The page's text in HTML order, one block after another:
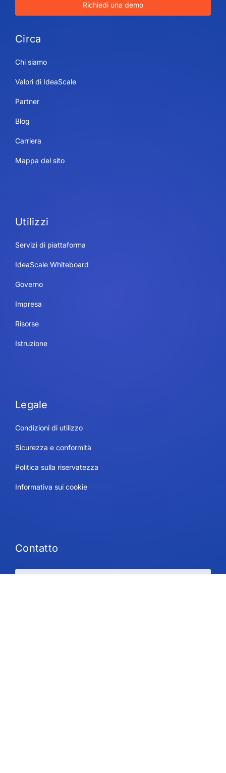
Richiedi una demo
Circa
Chi siamo
Valori di IdeaScale
Partner
Blog
Carriera
Mappa del sito
Utilizzi
Servizi di piattaforma
IdeaScale Whiteboard
Governo
Impresa
Risorse
Istruzione
Legale
Condizioni di utilizzo
Sicurezza e conformità
Politica sulla riservatezza
Informativa sui cookie
Contatto